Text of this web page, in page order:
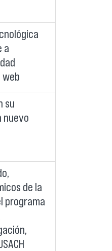
a
su
nuevo
de la
programa